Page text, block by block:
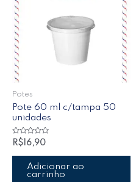
Potes
Pote 60 ml c/tampa 50
unidades
Avaliação
0
de
R$ 16,90
Adicionar ao
carrinho